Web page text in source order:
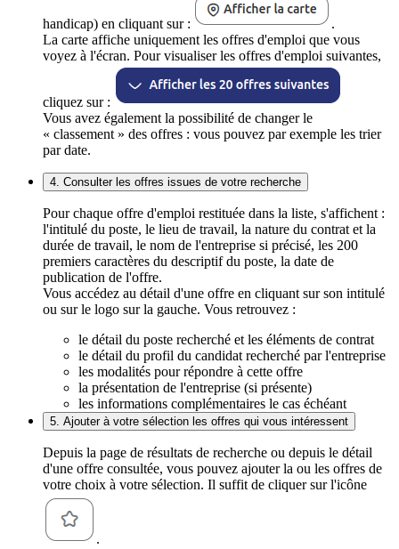
handicap) en cliquant sur :
.
La carte affiche uniquement les offres d'emploi que vous
voyez à l'écran. Pour visualiser les offres d'emploi suivantes,
cliquez sur :
Vous avez également la possibilité de changer le
« classement » des offres : vous pouvez par exemple les trier
par date.
4. Consulter les offres issues de votre recherche
Pour chaque offre d'emploi restituée dans la liste, s'affichent :
l'intitulé du poste, le lieu de travail, la nature du contrat et la
durée de travail, le nom de l'entreprise si précisé, les 200
premiers caractères du descriptif du poste, la date de
publication de l'offre.
Vous accédez au détail d'une offre en cliquant sur son intitulé
ou sur le logo sur la gauche. Vous retrouvez :
le détail du poste recherché et les éléments de contrat
le détail du profil du candidat recherché par l'entreprise
les modalités pour répondre à cette offre
la présentation de l'entreprise (si présente)
les informations complémentaires le cas échéant
5. Ajouter à votre sélection les offres qui vous intéressent
Depuis la page de résultats de recherche ou depuis le détail
d'une offre consultée, vous pouvez ajouter la ou les offres de
votre choix à votre sélection. Il suffit de cliquer sur l'icône
.